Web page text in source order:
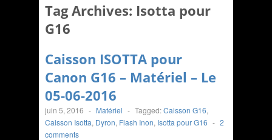
Tag Archives: Isotta pour
G16
Caisson ISOTTA pour
Canon G16 – Matériel – Le
05-06-2016
juin 5, 2016 - Matériel - Tagged:Caisson G16,
Caisson Isotta, Dyron, Flash Inon, Isotta pour G16 - 2
comments